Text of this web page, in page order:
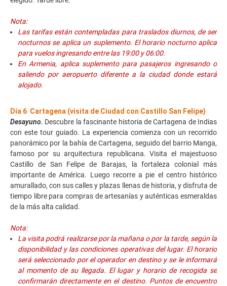
Nota:
Las tarifas están contempladas para traslados diurnos, de ser
nocturnos se aplica un suplemento. El horario nocturno aplica
para vuelos ingresando entre las 19:00 y 06:00.
En Armenia, aplica suplemento para pasajeros ingresando o
saliendo por aeropuerto diferente a la ciudad donde estará
alojado.
Día 6 Cartagena (visita de Ciudad con Castillo San Felipe)
Desayuno. Descubre la fascinante historia de Cartagena de Indias
con este tour guiado. La experiencia comienza con un recorrido
panorámico por la bahía de Cartagena, seguido del barrio Manga,
famoso por su arquitectura republicana. Visita el majestuoso
Castillo de San Felipe de Barajas, la fortaleza colonial más
importante de América. Luego recorre a pie el centro histórico
amurallado, con sus calles y plazas llenas de historia, y disfruta de
tiempo libre para compras de artesanías y auténticas esmeraldas
de la más alta calidad.
Nota:
La visita podrá realizarse por la mañana o por la tarde, según la
disponibilidad y las condiciones operativas del lugar. El horario
será seleccionado por el operador en destino y se le informará
al momento de su llegada. El lugar y horario de recogida se
confirmarán directamente en el destino. Puntos de encuentro